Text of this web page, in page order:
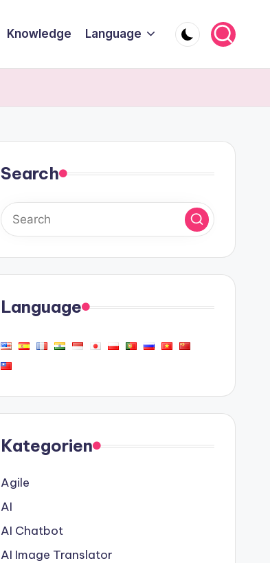
Knowledge Language
Search
Language
Kategorien
Agile
AI
AI Chatbot
AI Image Translator